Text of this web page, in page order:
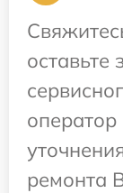
оставьте
ремонта